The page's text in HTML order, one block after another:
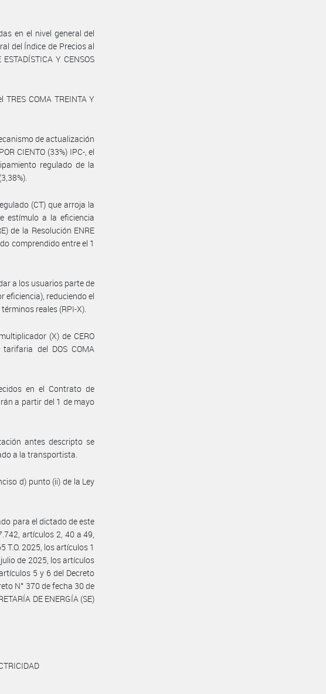
en el nivel general del
del Índice de Precios al
Y CENSOS
COMA TREINTA Y
de actualización
CIENTO (33%) IPC-, el
regulado de la
(CT) que arroja la
estímulo a la eficiencia
de la Resolución ENRE
comprendido entre el 1
a los usuarios parte de
eficiencia), reduciendo el
reales (RPI-X).
(X) de CERO
del DOS COMA
en el Contrato de
a partir del 1 de mayo
antes descripto se
a la transportista.
d) punto (ii) de la Ley
para el dictado de este
artículos 2, 40 a 49,
T.O. 2025, los artículos 1
de 2025, los artículos
5 y 6 del Decreto
N° 370 de fecha 30 de
DE ENERGÍA (SE)